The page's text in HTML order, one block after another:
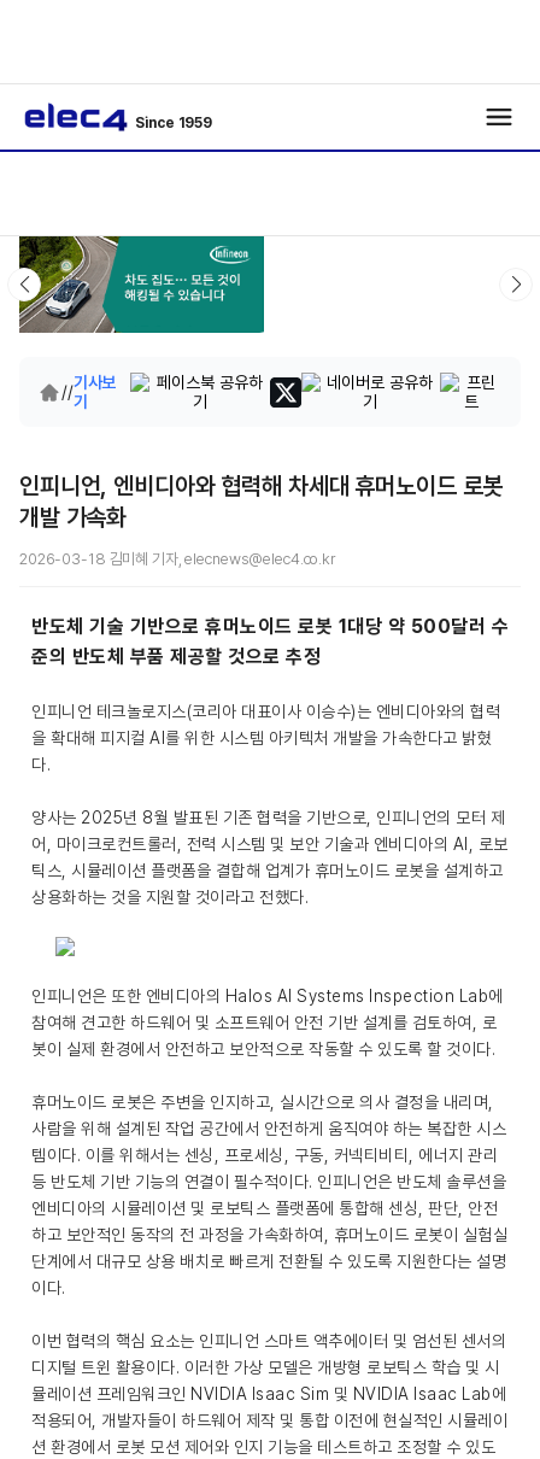
Since 1959
//기사보
기
인피니언, 엔비디아와 협력해 차세대 휴머노이드 로봇
개발 가속화
2026-03-18 김미혜 기자, elecnews@elec4.co.kr
반도체 기술 기반으로 휴머노이드 로봇 1대당 약 500달러 수
준의 반도체 부품 제공할 것으로 추정
인피니언 테크놀로지스(코리아 대표이사 이승수)는 엔비디아와의 협력
을 확대해 피지컬 AI를 위한 시스템 아키텍처 개발을 가속한다고 밝혔
다.
양사는 2025년 8월 발표된 기존 협력을 기반으로, 인피니언의 모터 제
어, 마이크로컨트롤러, 전력 시스템 및 보안 기술과 엔비디아의 AI, 로보
틱스, 시뮬레이션 플랫폼을 결합해 업계가 휴머노이드 로봇을 설계하고
상용화하는 것을 지원할 것이라고 전했다.
인피니언은 또한 엔비디아의 Halos AI Systems Inspection Lab에
참여해 견고한 하드웨어 및 소프트웨어 안전 기반 설계를 검토하여, 로
봇이 실제 환경에서 안전하고 보안적으로 작동할 수 있도록 할 것이다.
휴머노이드 로봇은 주변을 인지하고, 실시간으로 의사 결정을 내리며,
사람을 위해 설계된 작업 공간에서 안전하게 움직여야 하는 복잡한 시스
템이다. 이를 위해서는 센싱, 프로세싱, 구동, 커넥티비티, 에너지 관리
등 반도체 기반 기능의 연결이 필수적이다. 인피니언은 반도체 솔루션을
엔비디아의 시뮬레이션 및 로보틱스 플랫폼에 통합해 센싱, 판단, 안전
하고 보안적인 동작의 전 과정을 가속화하여, 휴머노이드 로봇이 실험실
단계에서 대규모 상용 배치로 빠르게 전환될 수 있도록 지원한다는 설명
이다.
이번 협력의 핵심 요소는 인피니언 스마트 액추에이터 및 엄선된 센서의
디지털 트윈 활용이다. 이러한 가상 모델은 개방형 로보틱스 학습 및 시
뮬레이션 프레임워크인 NVIDIA Isaac Sim 및 NVIDIA Isaac Lab에
적용되어, 개발자들이 하드웨어 제작 및 통합 이전에 현실적인 시뮬레이
션 환경에서 로봇 모션 제어와 인지 기능을 테스트하고 조정할 수 있도